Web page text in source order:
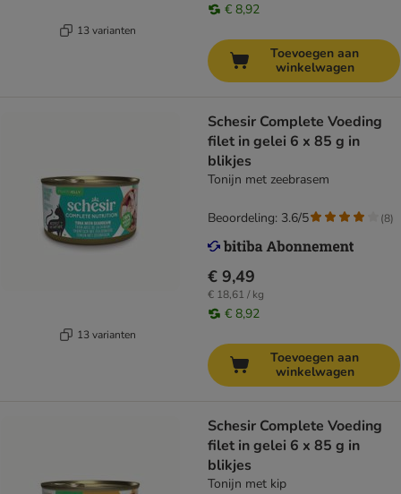
13 varianten
€ 8,92
Toevoegen aan
winkelwagen
13 varianten
Schesir Complete Voeding
filet in gelei 6 x 85 g in
blikjes
Tonijn met zeebrasem
€ 9,49
€ 18,61 / kg
€ 8,92
Beoordeling: 3.6/5 (8)
Toevoegen aan
winkelwagen
Schesir Complete Voeding
filet in gelei 6 x 85 g in
blikjes
Tonijn met kip